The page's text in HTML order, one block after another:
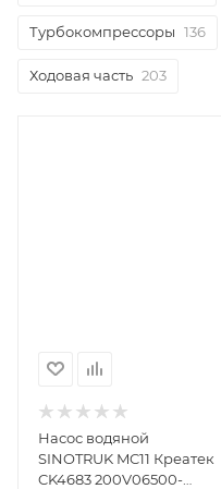
Турбокомпрессоры 136
Ходовая часть 203
Насос водяной
SINOTRUK MC11 Креатек
CK4683 200V06500-